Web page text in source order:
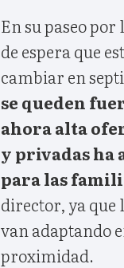
En su paseo
de espera que
cambiar en
se queden
ahora alta
y privadas ha
para las
director, ya que
van adaptando
proximidad.